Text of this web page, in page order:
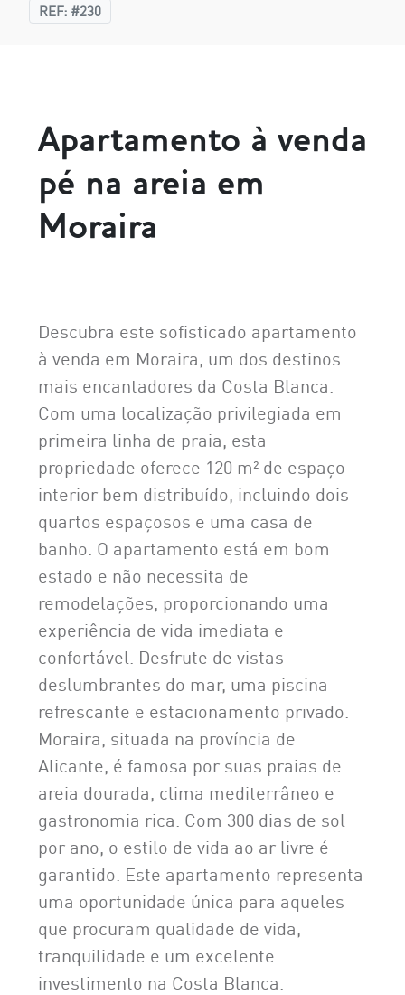
REF: #230
Apartamento à venda
pé na areia em
Moraira
Descubra este sofisticado apartamento
à venda em Moraira, um dos destinos
mais encantadores da Costa Blanca.
Com uma localização privilegiada em
primeira linha de praia, esta
propriedade oferece 120 m² de espaço
interior bem distribuído, incluindo dois
quartos espaçosos e uma casa de
banho. O apartamento está em bom
estado e não necessita de
remodelações, proporcionando uma
experiência de vida imediata e
confortável. Desfrute de vistas
deslumbrantes do mar, uma piscina
refrescante e estacionamento privado.
Moraira, situada na província de
Alicante, é famosa por suas praias de
areia dourada, clima mediterrâneo e
gastronomia rica. Com 300 dias de sol
por ano, o estilo de vida ao ar livre é
garantido. Este apartamento representa
uma oportunidade única para aqueles
que procuram qualidade de vida,
tranquilidade e um excelente
investimento na Costa Blanca.